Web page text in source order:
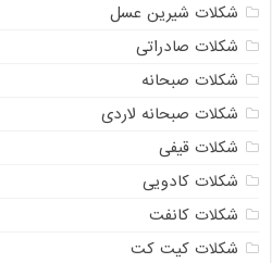
شکلات شیرین عسل
شکلات صادراتی
شکلات صبحانه
شکلات صبحانه لاردی
شکلات قیفی
شکلات کادویی
شکلات کانفت
شکلات کیت کت